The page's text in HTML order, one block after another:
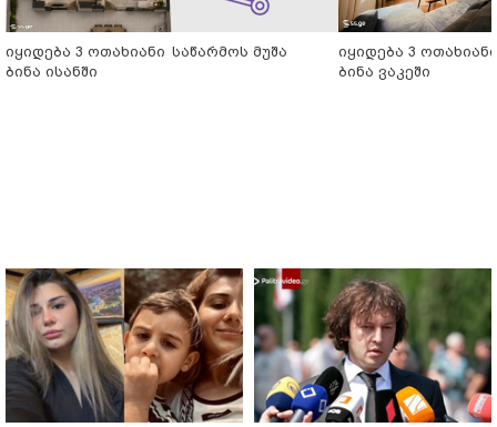
იყიდება 3 ოთახიანი
ბინა ისანში
საწარმოს მუშა
იყიდება 3 ოთახიანი
ბინა ვაკეში